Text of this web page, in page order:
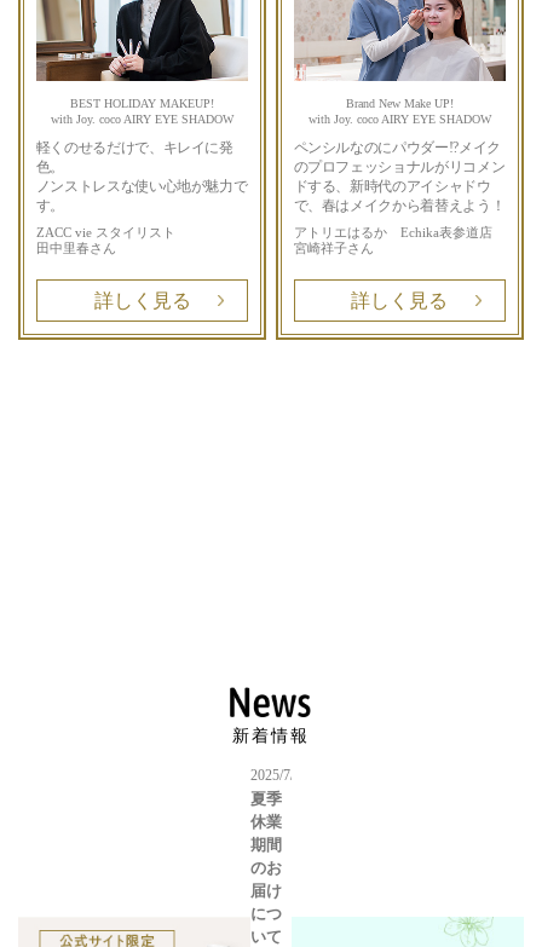
BEST HOLIDAY MAKEUP!
with Joy. coco AIRY EYE SHADOW
軽くのせるだけで、キレイに発
色。
ノンストレスな使い心地が魅力で
す。
ZACC vie スタイリスト
田中里春さん
詳しく見る
Brand New Make UP!
with Joy. coco AIRY EYE SHADOW
ペンシルなのにパウダー!?メイク
のプロフェッショナルがリコメン
ドする、新時代のアイシャドウ
で、 春はメイクから着替えよう！
アトリエはるか Echika表参道店
宮崎祥子さん
詳しく見る
新着情報
2025/7/15
夏季
休業
期間
のお
届け
につ
いて